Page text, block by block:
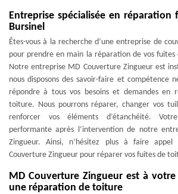
Entreprise spécialisée en
Bursinel
Êtes-vous à la recherche d’une entreprise de
pour prendre en main la réparation de vos
Notre entreprise MD Couverture Zingueur est
nous disposons des savoir-faire et compétence
répondre à tous vos besoins et demandes en
toiture. Nous pourrons réparer, changer vos
renforcer vos éléments d’étanchéité.
performante après l’intervention de notre
Zingueur. Ainsi, n’hésitez plus à faire
Couverture Zingueur pour réparer vos fuites de
MD Couverture Zingueur est à
une réparation de toiture